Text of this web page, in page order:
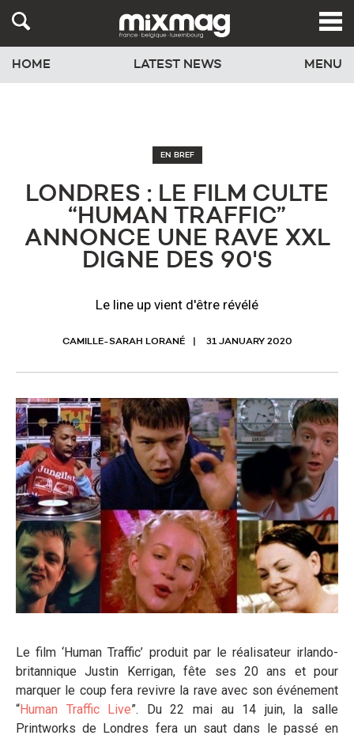
HOME LATEST NEWS MENU
EN BREF
LONDRES : LE FILM CULTE
“HUMAN TRAFFIC”
ANNONCE UNE RAVE XXL
DIGNE DES 90'S
Le line up vient d'être révélé
CAMILLE-SARAH LORANÉ 31 JANUARY 2020
Le film ‘Human Traffic’ produit par le réalisateur irlando-
britannique Justin Kerrigan, fête ses 20 ans et pour
marquer le coup fera revivre la rave avec son événement
“Human Traffic Live”. Du 22 mai au 14 juin, la salle
Printworks de Londres fera un saut dans le passé en